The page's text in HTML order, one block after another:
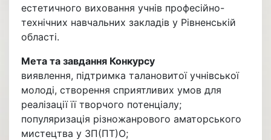
естетичного виховання учнів професійно-
технічних навчальних закладів у Рівненській
області.
Мета та завдання Конкурсу
виявлення, підтримка талановитої учнівської
молоді, створення сприятливих умов для
реалізації її творчого потенціалу;
популяризація різножанрового аматорського
мистецтва у ЗП(ПТ)О;